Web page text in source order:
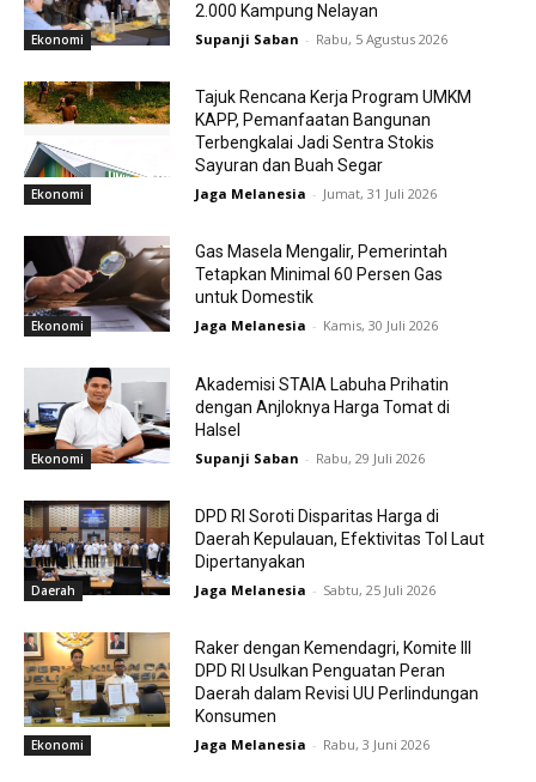
Ekonomi
2.000 Kampung Nelayan
Supanji Saban - Rabu, 5 Agustus 2026
Ekonomi
Tajuk Rencana Kerja Program UMKM
KAPP, Pemanfaatan Bangunan
Terbengkalai Jadi Sentra Stokis
Sayuran dan Buah Segar
Jaga Melanesia - Jumat, 31 Juli 2026
Ekonomi
Gas Masela Mengalir, Pemerintah
Tetapkan Minimal 60 Persen Gas
untuk Domestik
Jaga Melanesia - Kamis, 30 Juli 2026
Ekonomi
Akademisi STAIA Labuha Prihatin
dengan Anjloknya Harga Tomat di
Halsel
Supanji Saban - Rabu, 29 Juli 2026
Daerah
DPD RI Soroti Disparitas Harga di
Daerah Kepulauan, Efektivitas Tol Laut
Dipertanyakan
Jaga Melanesia - Sabtu, 25 Juli 2026
Ekonomi
Raker dengan Kemendagri, Komite III
DPD RI Usulkan Penguatan Peran
Daerah dalam Revisi UU Perlindungan
Konsumen
Jaga Melanesia - Rabu, 3 Juni 2026